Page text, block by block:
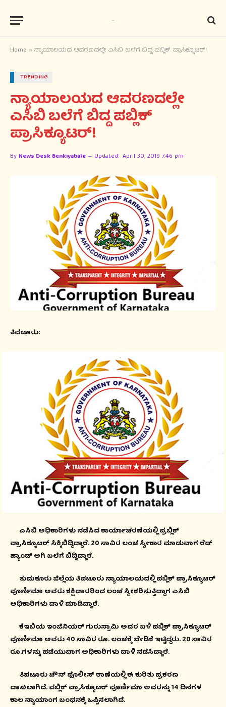
Home » ನ್ಯಾಯಾಲಯದ ಆವರಣದಲ್ಲೇ ಎಸಿಬಿ ಬಲೆಗೆ ಬಿದ್ದ ಪಬ್ಲಿಕ್ ಪ್ರಾಸಿಕ್ಯೂಟರ್!
TRENDING
ನ್ಯಾಯಾಲಯದ ಆವರಣದಲ್ಲೇ
ಎಸಿಬಿ ಬಲೆಗೆ ಬಿದ್ದ ಪಬ್ಲಿಕ್
ಪ್ರಾಸಿಕ್ಯೂಟರ್!
By News Desk Benkiyabale Updated: April 30, 2019 7:46 pm
ತಿಪಟೂರು:
ಎಸಿಬಿ ಅಧಿಕಾರಿಗಳು ನಡೆಸಿದ ಕಾರ್ಯಾಚರಣೆಯಲ್ಲಿ ಪ್ರಬ್ಲಿಕ್
ಪ್ರಾಸಿಕ್ಯೂಟರ್ ಸಿಕ್ಕಿಬಿದ್ದಿದ್ದಾರೆ. 20 ಸಾವಿರ ಲಂಚ ಸ್ವೀಕಾರ ಮಾಡುವಾಗ ರೆಡ್
ಹ್ಯಾಂಡ್ ಅಗಿ ಬಲೆಗೆ ಬಿದ್ದಿದ್ದಾರೆ.
ತುಮಕೂರು ಜಿಲ್ಲೆಯ ತಿಪಟೂರು ನ್ಯಾಯಾಲಯದಲ್ಲಿ ಪಬ್ಲಿಕ್ ಪ್ರಾಸಿಕ್ಯೂಟರ್
ಪೂರ್ಣಿಮಾ ಅವರು ಕಕ್ಷಿದಾರರಿಂದ ಲಂಚ ಸ್ವೀಕರಿಸುತ್ತಿದ್ದಾಗ ಎಸಿಬಿ
ಅಧಿಕಾರಿಗಳು ದಾಳಿ ಮಾಡಿದ್ದಾರೆ.
ಕೆಇಬಿಯ ಇಂಜಿನಿಯರ್ ಗುರುಸ್ವಾಮಿ ಅವರ ಬಳಿ ಪಬ್ಲಿಕ್ ಪ್ರಾಸಿಕ್ಯೂಟರ್
ಪೂರ್ಣಿಮಾ ಅವರು 40 ಸಾವಿರ ರೂ. ಲಂಚಕ್ಕೆ ಬೇಡಿಕೆ ಇಟ್ಟಿದ್ದರು. 20 ಸಾವಿರ
ರೂ.ಗಳನ್ನು ಪಡೆಯುವಾಗ ಅಧಿಕಾರಿಗಳು ದಾಳಿ ನಡೆಸಿದ್ದಾರೆ.
ತಿಪಟೂರು ಟೌನ್ ಪೊಲೀಸ್ ಠಾಣೆಯಲ್ಲಿ ಈ ಕುರಿತು ಪ್ರಕರಣ
ದಾಖಲಾಗಿದೆ. ಪಬ್ಲಿಕ್ ಪ್ರಾಸಿಕ್ಯೂಟರ್ ಪೂರ್ಣಿಮಾ ಅವರನ್ನು 14 ದಿನಗಳ
ಕಾಲ ನ್ಯಾಯಾಂಗ ಬಂಧನಕ್ಕೆ ಒಪ್ಪಿಸಲಾಗಿದೆ.